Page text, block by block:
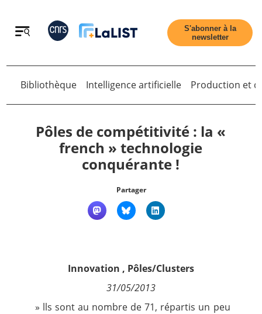
Retour
Nous suivre
S'abonner à la
newsletter
Retour
Bibliothèque Intelligence artificielle Production et
Pôles de compétitivité : la «
french » technologie
conquérante !
Partager
Innovation , Pôles/Clusters
31/05/2013
» lls sont au nombre de 71, répartis un peu